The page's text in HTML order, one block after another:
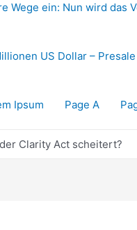
Wege ein: Nun wird das
US Dollar –
Ipsum Page A
Clarity Act scheitert?